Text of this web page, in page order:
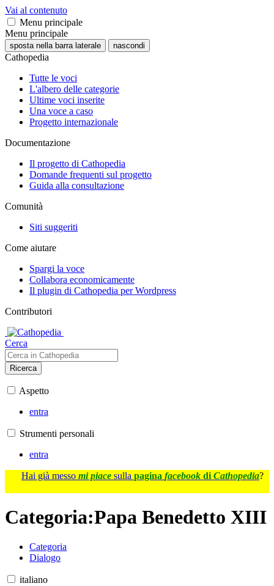
Vai al contenuto
Menu principale
Menu principale
sposta nella barra laterale nascondi
Cathopedia
Tutte le voci
L'albero delle categorie
Ultime voci inserite
Una voce a caso
Progetto internazionale
Documentazione
Il progetto di Cathopedia
Domande frequenti sul progetto
Guida alla consultazione
Comunità
Siti suggeriti
Come aiutare
Spargi la voce
Collabora economicamente
Il plugin di Cathopedia per Wordpress
Contributori
Cerca
Ricerca
Aspetto
entra
Strumenti personali
entra
Hai già messo mi piace sulla pagina facebook di Cathopedia?
Categoria:Papa Benedetto XIII
Categoria
Dialogo
italiano